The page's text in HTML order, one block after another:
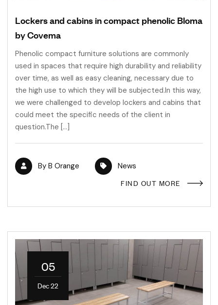
Lockers and cabins in compact phenolic Bloma
by Covema
Phenolic compact furniture solutions are commonly
used in spaces that require high durability and reliability
over time, as well as easy cleaning, necessary due to
the high use to which they will be subjected.In this way,
we were challenged to develop lockers and cabins that
could meet the specific needs of the client in
question.The […]
By B Orange News
FIND OUT MORE
05
Dec 22